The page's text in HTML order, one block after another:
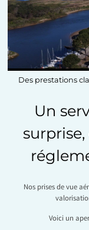
Des prestations
Un
Nos prises de vue
Voici un